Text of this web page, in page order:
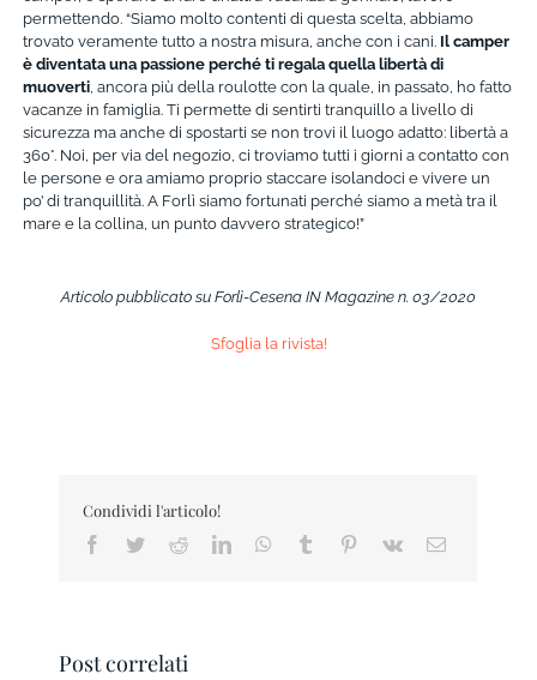
permettendo. “Siamo molto contenti di questa scelta, abbiamo
trovato veramente tutto a nostra misura, anche con i cani. Il camper
è diventata una passione perché ti regala quella libertà di
muoverti, ancora più della roulotte con la quale, in passato, ho fatto
vacanze in famiglia. Ti permette di sentirti tranquillo a livello di
sicurezza ma anche di spostarti se non trovi il luogo adatto: libertà a
360°. Noi, per via del negozio, ci troviamo tutti i giorni a contatto con
le persone e ora amiamo proprio staccare isolandoci e vivere un
po’ di tranquillità. A Forlì siamo fortunati perché siamo a metà tra il
mare e la collina, un punto davvero strategico!”
Articolo pubblicato su Forlì-Cesena IN Magazine n. 03/2020
Sfoglia la rivista!
Condividi l'articolo!
Facebook
TwitterRedditLinkedInWhatsApp
Tumblr Pinterest
Vk Email
Post correlati